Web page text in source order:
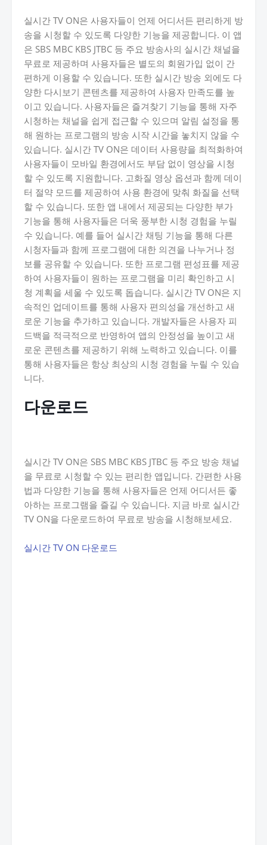
실시간 TV ON은 사용자들이 언제 어디서든 편리하게 방
송을 시청할 수 있도록 다양한 기능을 제공합니다. 이 앱
은 SBS MBC KBS JTBC 등 주요 방송사의 실시간 채널을
무료로 제공하며 사용자들은 별도의 회원가입 없이 간
편하게 이용할 수 있습니다. 또한 실시간 방송 외에도 다
양한 다시보기 콘텐츠를 제공하여 사용자 만족도를 높
이고 있습니다. 사용자들은 즐겨찾기 기능을 통해 자주
시청하는 채널을 쉽게 접근할 수 있으며 알림 설정을 통
해 원하는 프로그램의 방송 시작 시간을 놓치지 않을 수
있습니다. 실시간 TV ON은 데이터 사용량을 최적화하여
사용자들이 모바일 환경에서도 부담 없이 영상을 시청
할 수 있도록 지원합니다. 고화질 영상 옵션과 함께 데이
터 절약 모드를 제공하여 사용 환경에 맞춰 화질을 선택
할 수 있습니다. 또한 앱 내에서 제공되는 다양한 부가
기능을 통해 사용자들은 더욱 풍부한 시청 경험을 누릴
수 있습니다. 예를 들어 실시간 채팅 기능을 통해 다른
시청자들과 함께 프로그램에 대한 의견을 나누거나 정
보를 공유할 수 있습니다. 또한 프로그램 편성표를 제공
하여 사용자들이 원하는 프로그램을 미리 확인하고 시
청 계획을 세울 수 있도록 돕습니다. 실시간 TV ON은 지
속적인 업데이트를 통해 사용자 편의성을 개선하고 새
로운 기능을 추가하고 있습니다. 개발자들은 사용자 피
드백을 적극적으로 반영하여 앱의 안정성을 높이고 새
로운 콘텐츠를 제공하기 위해 노력하고 있습니다. 이를
통해 사용자들은 항상 최상의 시청 경험을 누릴 수 있습
니다.
다운로드
실시간 TV ON은 SBS MBC KBS JTBC 등 주요 방송 채널
을 무료로 시청할 수 있는 편리한 앱입니다. 간편한 사용
법과 다양한 기능을 통해 사용자들은 언제 어디서든 좋
아하는 프로그램을 즐길 수 있습니다. 지금 바로 실시간
TV ON을 다운로드하여 무료로 방송을 시청해보세요.
실시간 TV ON 다운로드